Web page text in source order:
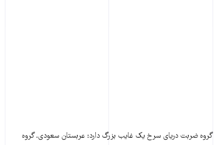
گروه ضربت دریای سرخ یک غایب بزرگ دارد: عربستان سعودی. گروه